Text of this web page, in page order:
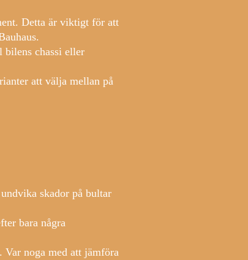
Detta är viktigt för att
bilens chassi eller
att välja mellan på
skador på bultar
bara några
noga med att jämföra